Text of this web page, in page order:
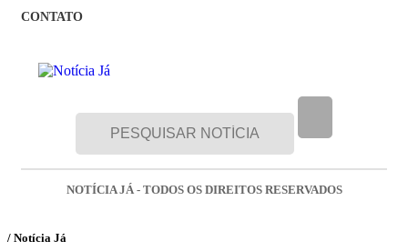
CONTATO
NOTÍCIA JÁ - TODOS OS DIREITOS RESERVADOS
/ Notícia Já